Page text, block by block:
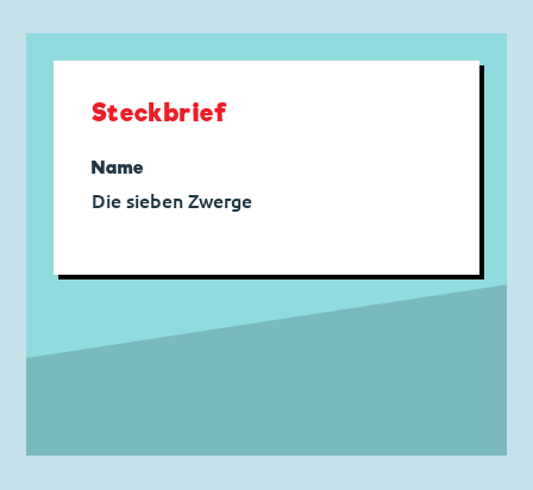
Steckbrief
Name
Die sieben Zwerge